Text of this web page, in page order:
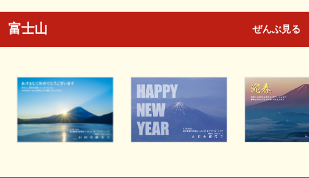
富士山 ぜんぶ見る